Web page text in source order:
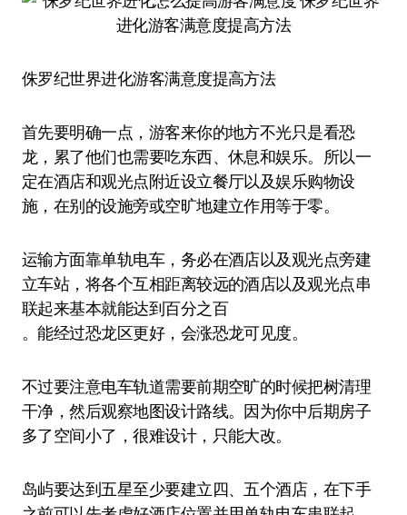
侏罗纪世界进化游客满意度提高方法
首先要明确一点，游客来你的地方不光只是看恐
龙，累了他们也需要吃东西、休息和娱乐。所以一
定在酒店和观光点附近设立餐厅以及娱乐购物设
施，在别的设施旁或空旷地建立作用等于零。
运输方面靠单轨电车，务必在酒店以及观光点旁建
立车站，将各个互相距离较远的酒店以及观光点串
联起来基本就能达到百分之百
。能经过恐龙区更好，会涨恐龙可见度。
不过要注意电车轨道需要前期空旷的时候把树清理
干净，然后观察地图设计路线。因为你中后期房子
多了空间小了，很难设计，只能大改。
岛屿要达到五星至少要建立四、五个酒店，在下手